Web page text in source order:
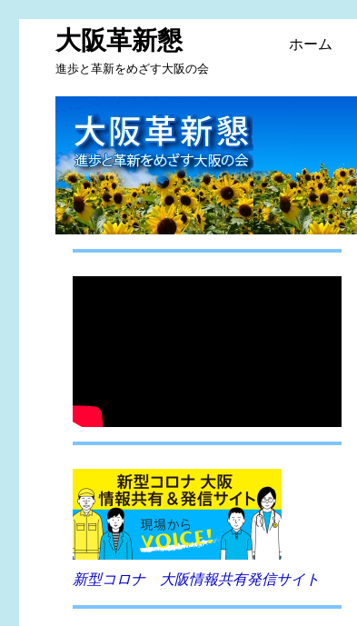
大阪革新懇
進歩と革新をめざす大阪の会
ホーム
新型コロナ 大阪情報共有発信サイト